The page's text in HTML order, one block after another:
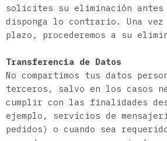
solicites su eliminación
disponga lo contrario. Una
plazo, procederemos a su
Transferencia de Datos
No compartimos tus datos
terceros, salvo en los casos
cumplir con las finalidades
ejemplo, servicios de
pedidos) o cuando sea